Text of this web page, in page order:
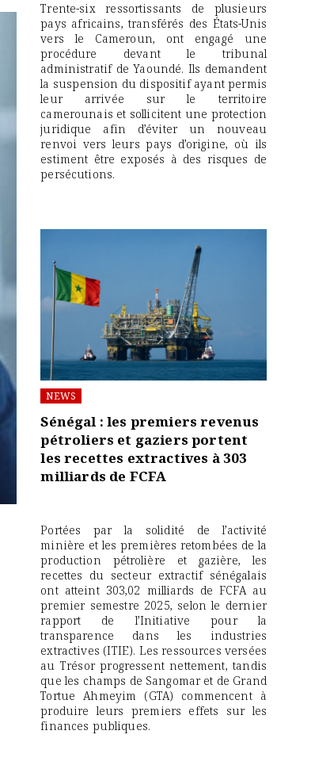
Trente-six ressortissants de plusieurs
pays africains, transférés des États-Unis
vers le Cameroun, ont engagé une
procédure devant le tribunal
administratif de Yaoundé. Ils demandent
la suspension du dispositif ayant permis
leur arrivée sur le territoire
camerounais et sollicitent une protection
juridique afin d’éviter un nouveau
renvoi vers leurs pays d’origine, où ils
estiment être exposés à des risques de
persécutions.
NEWS
Sénégal : les premiers revenus
pétroliers et gaziers portent
les recettes extractives à 303
milliards de FCFA
Portées par la solidité de l’activité
minière et les premières retombées de la
production pétrolière et gazière, les
recettes du secteur extractif sénégalais
ont atteint 303,02 milliards de FCFA au
premier semestre 2025, selon le dernier
rapport de l’Initiative pour la
transparence dans les industries
extractives (ITIE). Les ressources versées
au Trésor progressent nettement, tandis
que les champs de Sangomar et de Grand
Tortue Ahmeyim (GTA) commencent à
produire leurs premiers effets sur les
finances publiques.